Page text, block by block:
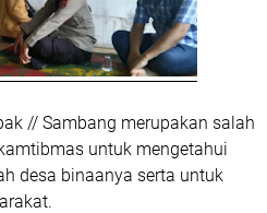
// Sambang merupakan salah
untuk mengetahui
desa binaanya serta untuk